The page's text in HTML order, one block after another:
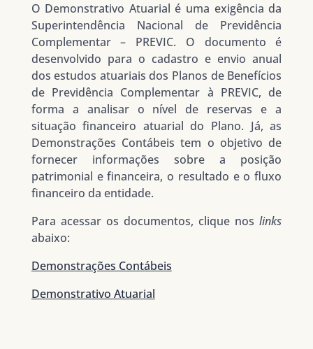
O Demonstrativo Atuarial é uma exigência da
Superintendência Nacional de Previdência
Complementar – PREVIC. O documento é
desenvolvido para o cadastro e envio anual
dos estudos atuariais dos Planos de Benefícios
de Previdência Complementar à PREVIC, de
forma a analisar o nível de reservas e a
situação financeiro atuarial do Plano. Já, as
Demonstrações Contábeis tem o objetivo de
fornecer informações sobre a posição
patrimonial e financeira, o resultado e o fluxo
financeiro da entidade.
Para acessar os documentos, clique noslinks
abaixo:
Demonstrações Contábeis
Demonstrativo Atuarial